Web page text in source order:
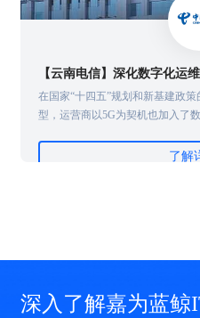
在国家“十四五”规划和新基建政
型，运营商以5G为契机也加入了
据、智能化等数字技术和工具，
了解
深入了解嘉为蓝鲸